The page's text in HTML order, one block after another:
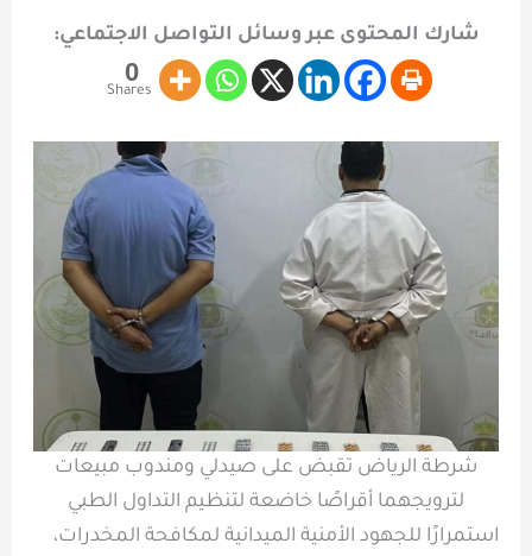
شارك المحتوى عبر وسائل التواصل الاجتماعي:
0
Shares
شرطة الرياض تقبض على صيدلي ومندوب مبيعات
لترويجهما أقراصًا خاضعة لتنظيم التداول الطبي
استمرارًا للجهود الأمنية الميدانية لمكافحة المخدرات،